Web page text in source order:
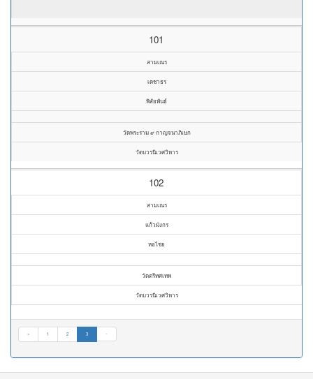
101
สามเณร
เดชาธร
พิสัยพันธ์
วัดพระราม ๙ กาญจนาภิเษก
วัดบวรนิเวศวิหาร
102
สามเณร
แก้วมังกร
หอไชย
วัดตรีทศเทพ
วัดบวรนิเวศวิหาร
« 1 2 3 »